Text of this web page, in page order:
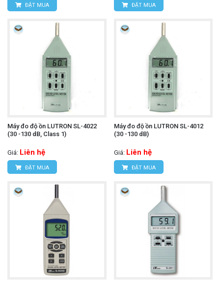
ĐẶT MUA ĐẶT MUA
Máy đo độ ồn LUTRON SL-4022
(30 -130 dB, Class 1)
Giá: Liên hệ
ĐẶT MUA
Máy đo độ ồn LUTRON SL-4012
(30 -130 dB)
Giá: Liên hệ
ĐẶT MUA